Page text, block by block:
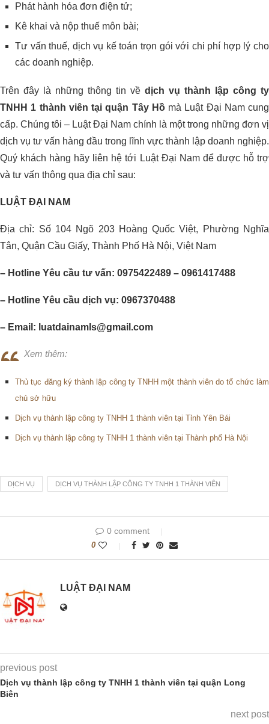
Phát hành hóa đơn điện tử;
Kê khai và nộp thuế môn bài;
Tư vấn thuế, dịch vụ kế toán trọn gói với chi phí hợp lý cho
các doanh nghiệp.
Trên đây là những thông tin về dịch vụ thành lập công ty
TNHH 1 thành viên tại quận Tây Hồmà Luật Đại Nam cung
cấp. Chúng tôi – Luật Đại Nam chính là một trong những đơn vị
dịch vụ tư vấn hàng đầu trong lĩnh vực thành lập doanh nghiệp.
Quý khách hàng hãy liên hệ tới Luật Đại Nam để được hỗ trợ
và tư vấn thông qua địa chỉ sau:
LUẬT ĐẠI NAM
Địa chỉ: Số 104 Ngõ 203 Hoàng Quốc Việt, Phường Nghĩa
Tân, Quận Cầu Giấy, Thành Phố Hà Nội, Việt Nam
– Hotline Yêu cầu tư vấn: 0975422489 – 0961417488
– Hotline Yêu cầu dịch vụ: 0967370488
– Email: luatdainamls@gmail.com
Xem thêm:
Thủ tục đăng ký thành lập công ty TNHH một thành viên do tổ chức làm
chủ sở hữu
Dịch vụ thành lập công ty TNHH 1 thành viên tại Tỉnh Yên Bái
Dịch vụ thành lập công ty TNHH 1 thành viên tại Thành phố Hà Nội
DỊCH VỤ DỊCH VỤ THÀNH LẬP CÔNG TY TNHH 1 THÀNH VIÊN
0 comment
0
LUẬT ĐẠI NAM
previous post
Dịch vụ thành lập công ty TNHH 1 thành viên tại quận Long
Biên
next post